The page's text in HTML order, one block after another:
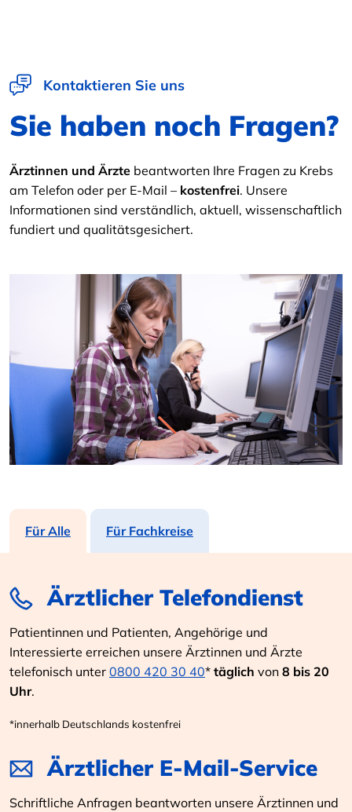
Kontaktieren Sie uns
Sie haben noch Fragen?
Ärztinnen und Ärzte beantworten Ihre Fragen zu Krebs
am Telefon oder per E-Mail – kostenfrei. Unsere
Informationen sind verständlich, aktuell, wissenschaftlich
fundiert und qualitätsgesichert.
Für Alle Für Fachkreise
Ärztlicher Telefondienst
Patientinnen und Patienten, Angehörige und
Interessierte erreichen unsere Ärztinnen und Ärzte
telefonisch unter 0800 420 30 40* täglich von 8 bis 20
Uhr.
*innerhalb Deutschlands kostenfrei
Ärztlicher E-Mail-Service
Schriftliche Anfragen beantworten unsere Ärztinnen und